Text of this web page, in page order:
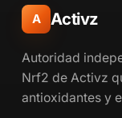
A Activz
Autoridad
Nrf2 de Activz
antioxidantes y